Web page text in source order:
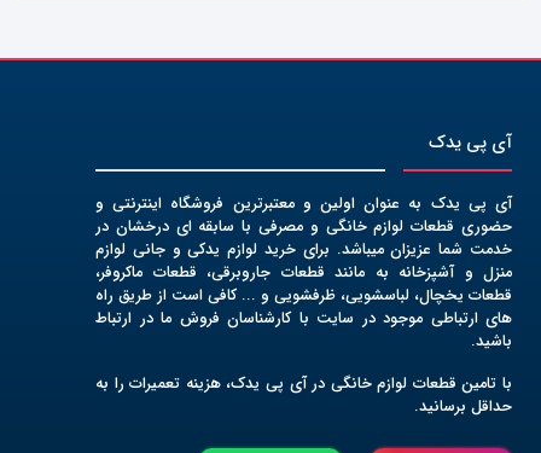
آی پی یدک
آی پی یدک به عنوان اولین و معتبرترین فروشگاه اینترنتی و
حضوری قطعات لوازم خانگی و مصرفی با سابقه ای درخشان در
خدمت شما عزیزان میباشد. برای خرید لوازم یدکی و جانی لوازم
منزل و آشپزخانه به مانند قطعات جاروبرقی، قطعات ماکروفر،
قطعات یخچال، لباسشویی، ظرفشویی و ... کافی است از طریق راه
های ارتباطی موجود در سایت با کارشناسان فروش ما در ارتباط
باشید.
با تامین قطعات لوازم خانگی در آی پی یدک، هزینه تعمیرات را به
حداقل برسانید.